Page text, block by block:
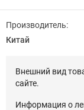
Производитель:
Китай
Внешний вид
сайте.
Информация о